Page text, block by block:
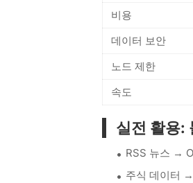
비용
데이터 보안
노드 제한
속도
실전 활용:
RSS 뉴스 →
주식 데이터